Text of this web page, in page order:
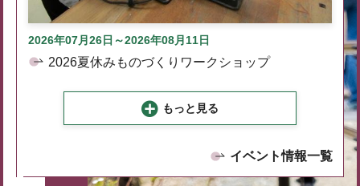
2026年07月26日～2026年08月11日
2026夏休みものづくりワークショップ
もっと見る
イベント情報一覧